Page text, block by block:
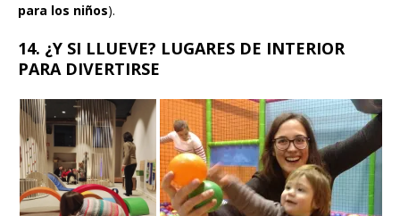
para los niños).
14. ¿Y SI LLUEVE? LUGARES DE INTERIOR
PARA DIVERTIRSE